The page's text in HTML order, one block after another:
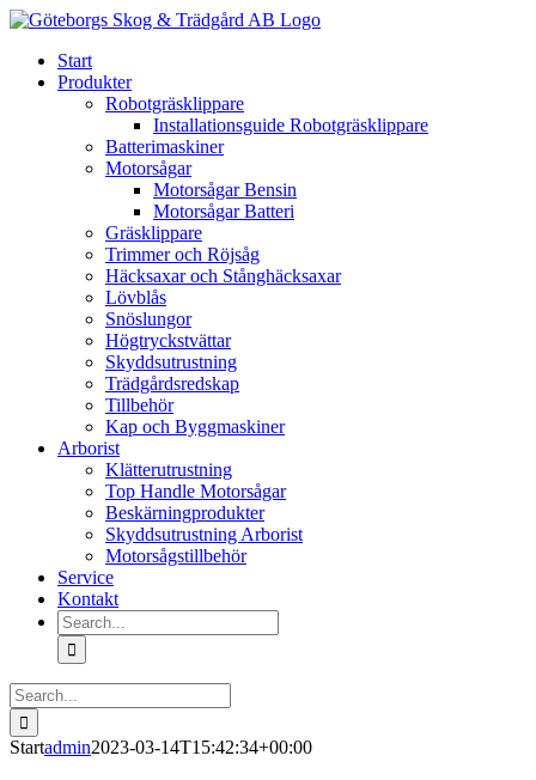
Skip
contentStart
Produkter
Robotgräsklippare
Installationsguide Robotgräsklippare
Batterimaskiner
Motorsågar
Motorsågar Bensin
Motorsågar Batteri
Gräsklippare
Trimmer och Röjsåg
Häcksaxar och Stånghäcksaxar
Lövblås
Snöslungor
Högtryckstvättar
Skyddsutrustning
Trädgårdsredskap
Tillbehör
Kap och Byggmaskiner
Arborist
Klätterutrustning
Top Handle Motorsågar
Beskärningprodukter
Skyddsutrustning Arborist
Motorsågstillbehör
Service
Kontakt
Search
for:
Search
for:
Startadmin2023-03-14T15:42:34+00:00